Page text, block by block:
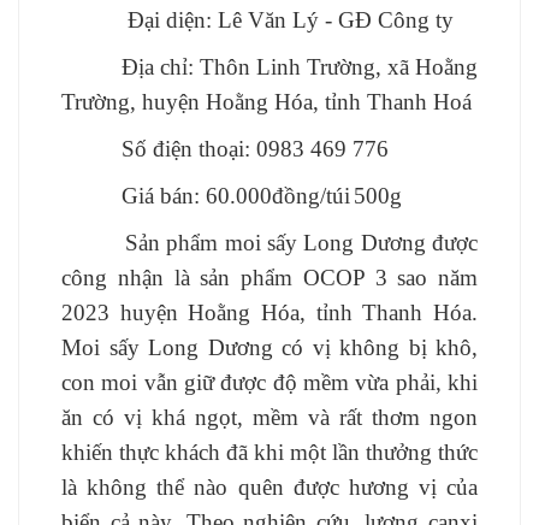
Đại diện: Lê Văn Lý - GĐ Công ty
Địa chỉ: Thôn Linh Trường, xã Hoằng
Trường, huyện Hoằng Hóa, tỉnh Thanh Hoá
Số điện thoại: 0983 469 776
Giá bán: 60.000đồng/túi 500g
Sản phẩm moi sấy Long Dương được
công nhận là sản phẩm OCOP 3 sao năm
2023 huyện Hoằng Hóa, tỉnh Thanh Hóa.
Moi sấy Long Dương có vị không bị khô,
con moi vẫn giữ được độ mềm vừa phải, khi
ăn có vị khá ngọt, mềm và rất thơm ngon
khiến thực khách đã khi một lần thưởng thức
là không thể nào quên được hương vị của